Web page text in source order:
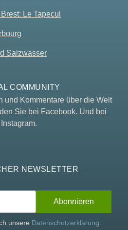
Le Tapecul
Salzwasser
COMMUNITY
und Kommentare über die Welt
Sie bei Facebook. Und bei
Instagram.
NEWSLETTER
unsere Datenschutzerklärung